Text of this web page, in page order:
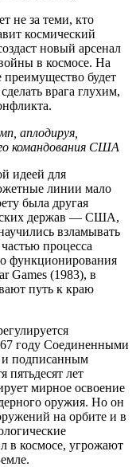
не за теми, кто
космический
новый арсенал
в космосе. На
будет
врага глухим,
аплодируя,
командования США
идеей для
линии мало
была другая
держав — США,
взламывать
процесса
функционирования
Games (1983), в
путь к краю
году Соединенными
и подписанным
пятьдесят лет
мирное освоение
оружия. Но он
на орбите и в
в космосе, угрожают